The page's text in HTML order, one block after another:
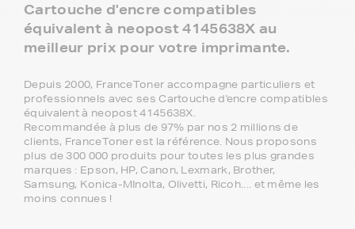
Cartouche d'encre compatibles
équivalent à neopost 4145638X au
meilleur prix pour votre imprimante.
Depuis 2000, FranceToner accompagne particuliers et
professionnels avec ses Cartouche d'encre compatibles
équivalent à neopost 4145638X.
Recommandée à plus de 97% par nos 2 millions de
clients, FranceToner est la référence. Nous proposons
plus de 300 000 produits pour toutes les plus grandes
marques : Epson, HP, Canon, Lexmark, Brother,
Samsung, Konica-MInolta, Olivetti, Ricoh.... et même les
moins connues !